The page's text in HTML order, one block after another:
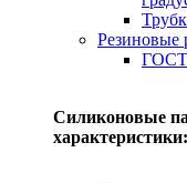
Резиновые
ГОСТ
Силиконовые
характеристики: